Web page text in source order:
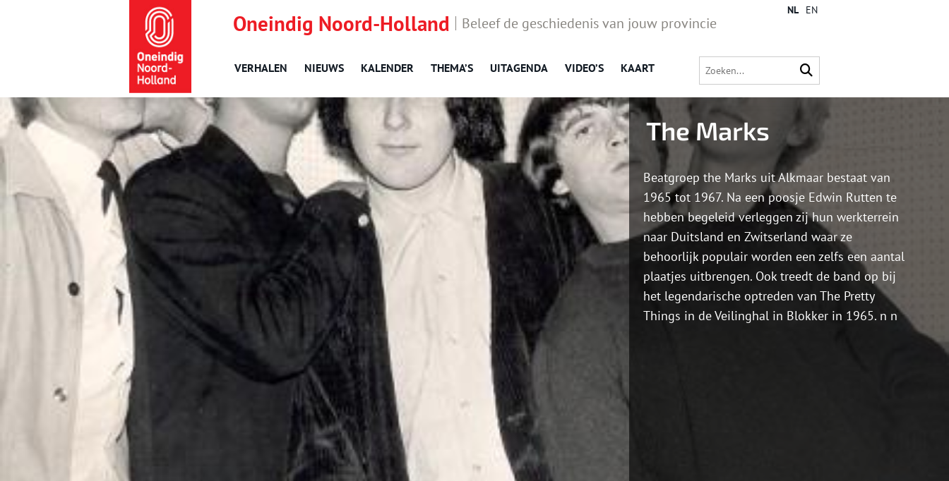
Oneindig Noord-Holland Beleef de geschiedenis van jouw provincie
VERHALEN NIEUWS KALENDER THEMA’S UITAGENDA VIDEO’S KAART
NL EN
The Marks
Beatgroep the Marks uit Alkmaar bestaat van
1965 tot 1967. Na een poosje Edwin Rutten te
hebben begeleid verleggen zij hun werkterrein
naar Duitsland en Zwitserland waar ze
behoorlijk populair worden een zelfs een aantal
plaatjes uitbrengen. Ook treedt de band op bij
het legendarische optreden van The Pretty
Things in de Veilinghal in Blokker in 1965. n n